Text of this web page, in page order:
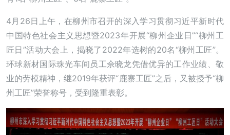
4月26日上午，在柳州市召开的深入学习贯彻习近平新时代
中国特色社会主义思想暨2023年开展“柳州企业日”“柳州工
匠日”活动大会上，揭晓了2022年选树的20名“柳州工匠”。
环球新材国际珠光车间员工佘晓龙凭借优异的工作业绩、敬
业的劳模精神，继2019年获评“鹿寨工匠”之后，又被授予“柳
州工匠”荣誉称号，受到隆重表彰。